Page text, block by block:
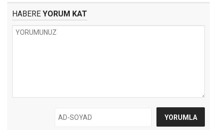
HABERE YORUM KAT